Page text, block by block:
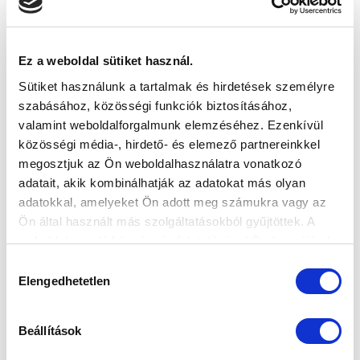
Ez a weboldal sütiket használ.
Sütiket használunk a tartalmak és hirdetések személyre
szabásához, közösségi funkciók biztosításához,
valamint weboldalforgalmunk elemzéséhez. Ezenkívül
közösségi média-, hirdető- és elemező partnereinkkel
megosztjuk az Ön weboldalhasználatra vonatkozó
adatait, akik kombinálhatják az adatokat más olyan
adatokkal, amelyeket Ön adott meg számukra vagy az
Ön által használt más szolgáltatásokból gyűjtöttek. A
weboldalon való böngészés folytatásával Ön hozzájárul a
kiválasztása
Elengedhetetlen
Beállítások
2017-04-26 21:02:32
Az 1986/87-es bajnoki cím 30. évfordulója alkalmából
két csapat NB I-es...
2016-12-06 09:39:17